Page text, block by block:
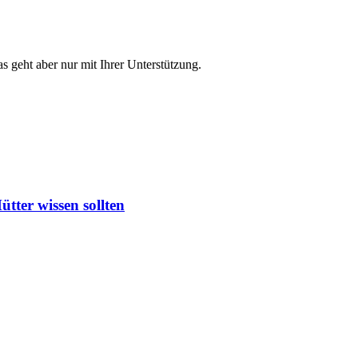
geht aber nur mit Ihrer Unterstützung.
wissen sollten